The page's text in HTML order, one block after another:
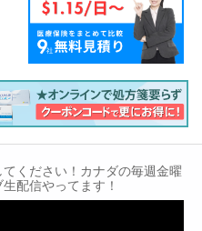
ください！カナダの毎週金曜
配信やってます！